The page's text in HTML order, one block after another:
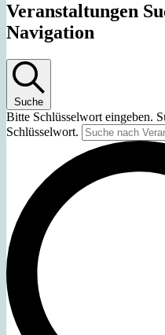
Veranstaltungen
Navigation
Suche
Bitte Schlüsselwort eingeben.
Schlüsselwort.